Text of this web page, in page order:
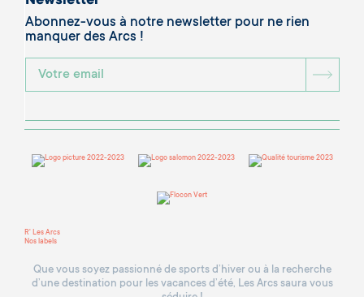
Abonnez-vous à notre newsletter pour ne rien
manquer des Arcs !
R' Les Arcs
Nos labels
Que vous soyez passionné de sports d’hiver ou à la recherche
d’une destination pour les vacances d’été, Les Arcs saura vous